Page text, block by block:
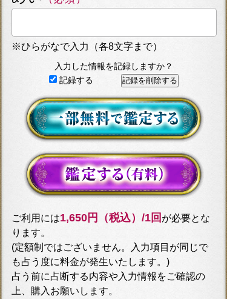
※ひらがなで入力（各8文字まで）
入力した情報を記録しますか？
記録する
ご利用には1,650円（税込）/1回 が必要とな
ります。
(定額制ではございません。入力項目が同じで
も占う度に料金が発生いたします。)
占う前に占断する内容や入力情報をご確認の
上、購入お願いします。